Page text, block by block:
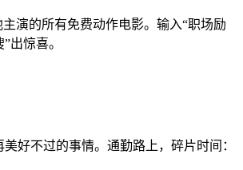
演的所有免费动作电影。输入“职场励
出惊喜。
好不过的事情。通勤路上，碎片时间：